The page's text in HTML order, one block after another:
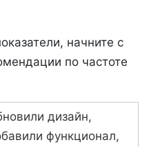
начните с
по частоте
дизайн,
функционал,